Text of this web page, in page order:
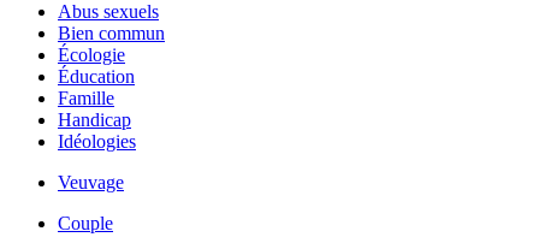
Abus sexuels
Bien commun
Écologie
Éducation
Famille
Handicap
Idéologies
Veuvage
Couple